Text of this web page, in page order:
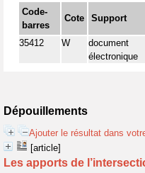
Code-
barres
Cote Support
35412 W
document
électronique
Dépouillements
Ajouter le résultat dans
[article]
Les apports de